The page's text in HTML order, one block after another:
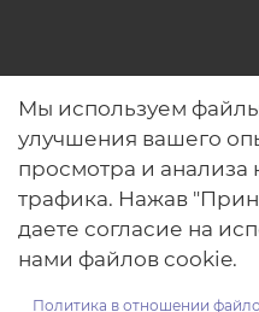
О нас
Наши проекты
Связь с нами
Общая политика
персональных
Политика
Политика
данных для
Мы используем
улучшения вашего
просмотра и анализа
трафика. Нажав
даете согласие на
нами файлов cookie.
Политика в отношении